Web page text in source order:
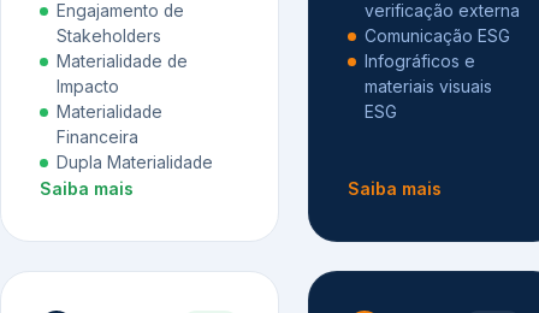
Engajamento de
Stakeholders
Materialidade de
Impacto
Materialidade
Financeira
Dupla Materialidade
Saiba mais
verificação externa
Comunicação ESG
Infográficos e
materiais visuais
ESG
Saiba mais